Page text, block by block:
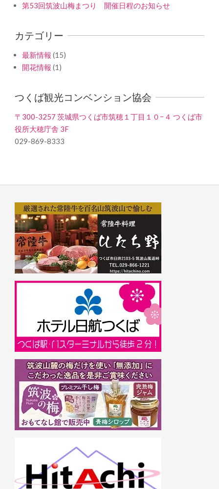
第53回筑波山梅まつり 開催日程のお知らせ
カテゴリー
最新情報 (15)
開花情報 (1)
つくば観光コンベンション協会
〒300-3257 茨城県つくば市筑穂１丁目１０−４ つくば市
役所大穂庁舎 3F
029-869-8333